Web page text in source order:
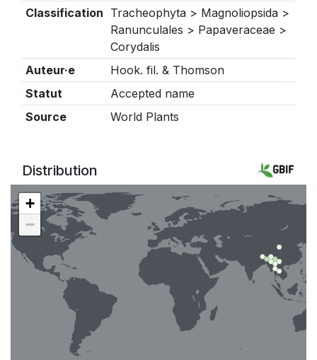
Classification Tracheophyta > Magnoliopsida >
Ranunculales > Papaveraceae >
Corydalis
Auteur·e
Hook. fil. & Thomson
Statut
Accepted name
Source
World Plants
Distribution
+
−